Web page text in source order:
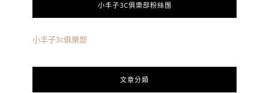
小丰子3C俱樂部粉絲團
小丰子3c俱樂部
文章分類